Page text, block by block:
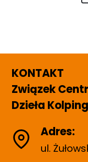
w
a
n
e
w
P
a
g
KONTAKT
Związek
Dzieła
Adres:
ul.